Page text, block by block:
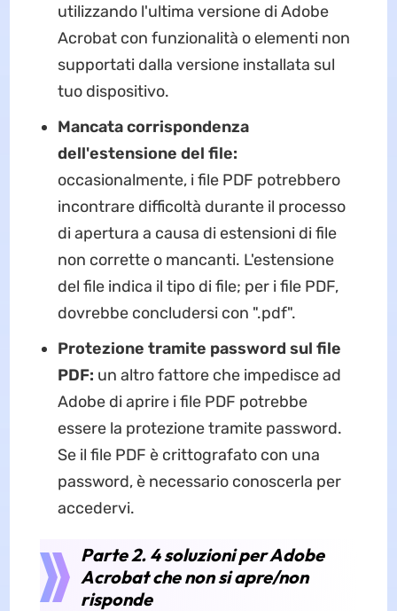
utilizzando l'ultima versione di Adobe
Acrobat con funzionalità o elementi non
supportati dalla versione installata sul
tuo dispositivo.
Mancata corrispondenza
dell'estensione del file:
occasionalmente, i file PDF potrebbero
incontrare difficoltà durante il processo
di apertura a causa di estensioni di file
non corrette o mancanti. L'estensione
del file indica il tipo di file; per i file PDF,
dovrebbe concludersi con ".pdf".
Protezione tramite password sul file
PDF: un altro fattore che impedisce ad
Adobe di aprire i file PDF potrebbe
essere la protezione tramite password.
Se il file PDF è crittografato con una
password, è necessario conoscerla per
accedervi.
Parte 2. 4 soluzioni per Adobe
Acrobat che non si apre/non
risponde